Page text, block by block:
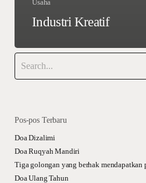
Usaha
Industri Kreatif
Pos-pos Terbaru
Doa Dizalimi
Doa Ruqyah Mandiri
Tiga golongan yang berhak mendapatkan
Doa Ulang Tahun